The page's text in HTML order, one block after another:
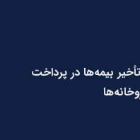
بیمه‌ها در پرداخت